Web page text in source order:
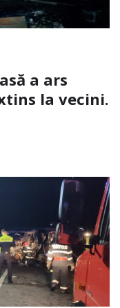
a ars
la vecini.